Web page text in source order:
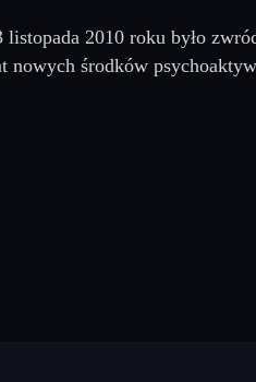
2010 roku było
nowych środków